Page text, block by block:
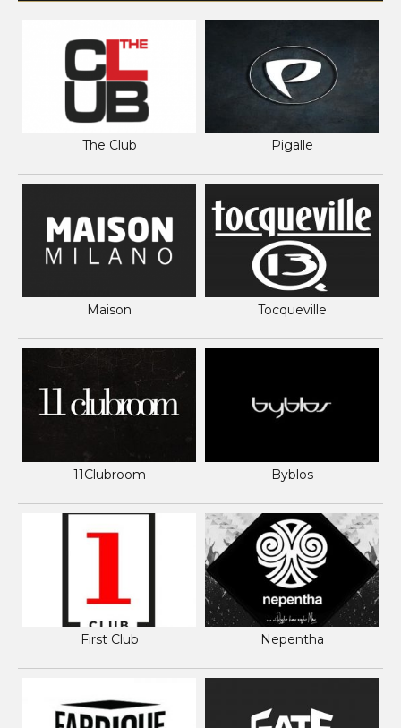
The Club Pigalle
Maison Tocqueville
11Clubroom Byblos
First Club Nepentha